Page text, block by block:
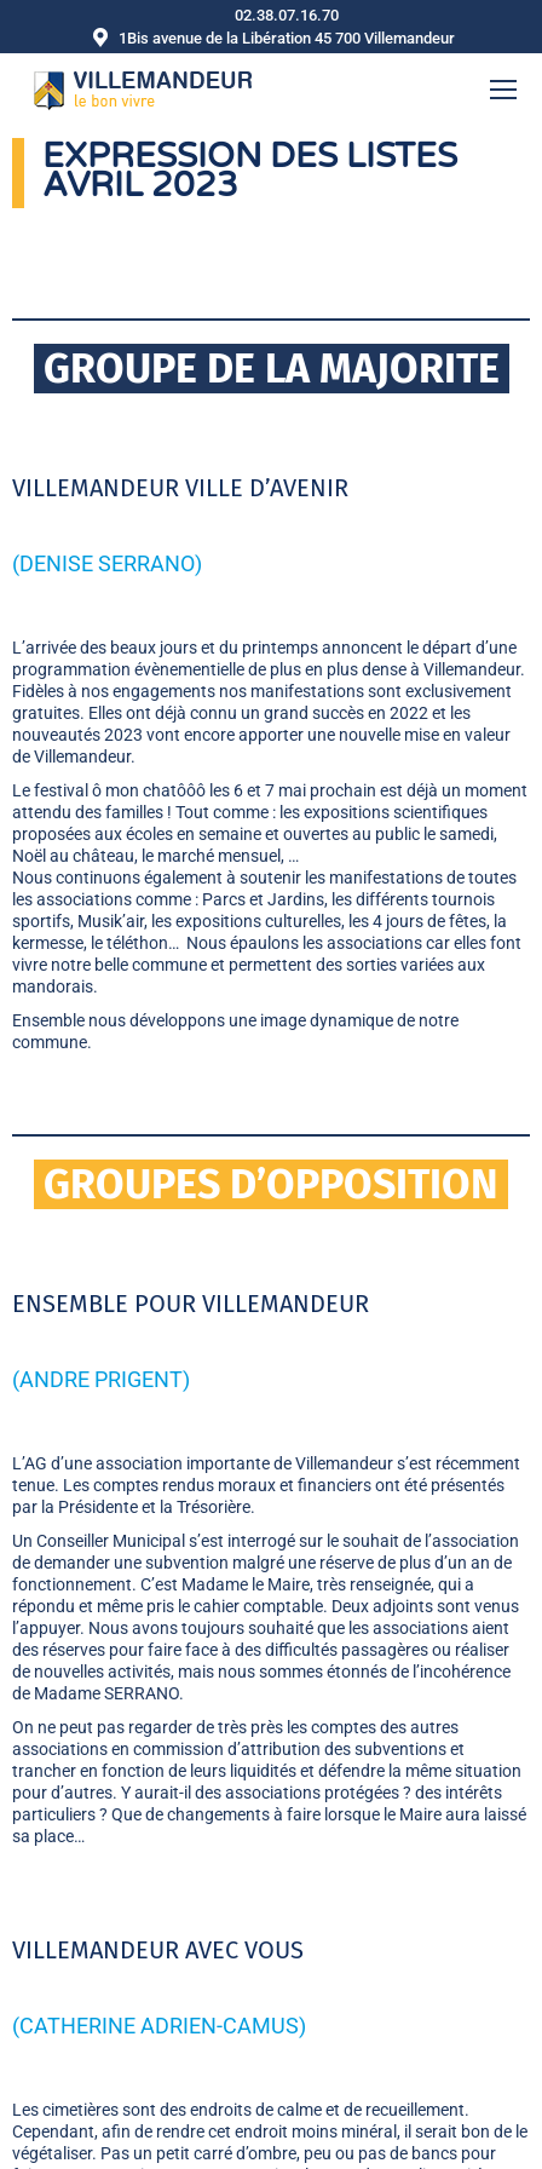
02.38.07.16.70
1Bis avenue de la Libération 45 700 Villemandeur
EXPRESSION DES LISTES
AVRIL 2023
GROUPE DE LA MAJORITE
VILLEMANDEUR VILLE D’AVENIR
(DENISE SERRANO)
L’arrivée des beaux jours et du printemps annoncent le départ d’une
programmation évènementielle de plus en plus dense à Villemandeur.
Fidèles à nos engagements nos manifestations sont exclusivement
gratuites. Elles ont déjà connu un grand succès en 2022 et les
nouveautés 2023 vont encore apporter une nouvelle mise en valeur
de Villemandeur.
Le festival ô mon chatôôô les 6 et 7 mai prochain est déjà un moment
attendu des familles ! Tout comme : les expositions scientifiques
proposées aux écoles en semaine et ouvertes au public le samedi,
Noël au château, le marché mensuel, …
Nous continuons également à soutenir les manifestations de toutes
les associations comme : Parcs et Jardins, les différents tournois
sportifs, Musik’air, les expositions culturelles, les 4 jours de fêtes, la
kermesse, le téléthon… Nous épaulons les associations car elles font
vivre notre belle commune et permettent des sorties variées aux
mandorais.
Ensemble nous développons une image dynamique de notre
commune.
GROUPES D’OPPOSITION
ENSEMBLE POUR VILLEMANDEUR
(ANDRE PRIGENT)
L’AG d’une association importante de Villemandeur s’est récemment
tenue. Les comptes rendus moraux et financiers ont été présentés
par la Présidente et la Trésorière.
Un Conseiller Municipal s’est interrogé sur le souhait de l’association
de demander une subvention malgré une réserve de plus d’un an de
fonctionnement. C’est Madame le Maire, très renseignée, qui a
répondu et même pris le cahier comptable. Deux adjoints sont venus
l’appuyer. Nous avons toujours souhaité que les associations aient
des réserves pour faire face à des difficultés passagères ou réaliser
de nouvelles activités, mais nous sommes étonnés de l’incohérence
de Madame SERRANO.
On ne peut pas regarder de très près les comptes des autres
associations en commission d’attribution des subventions et
trancher en fonction de leurs liquidités et défendre la même situation
pour d’autres. Y aurait-il des associations protégées ? des intérêts
particuliers ? Que de changements à faire lorsque le Maire aura laissé
sa place…
VILLEMANDEUR AVEC VOUS
(CATHERINE ADRIEN-CAMUS)
Les cimetières sont des endroits de calme et de recueillement.
Cependant, afin de rendre cet endroit moins minéral, il serait bon de le
végétaliser. Pas un petit carré d’ombre, peu ou pas de bancs pour